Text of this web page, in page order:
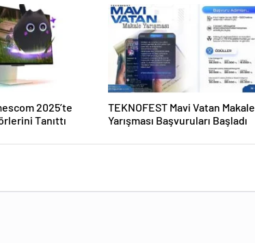
2025’te
Tanıttı
TEKNOFEST Mavi Vatan Makale
Yarışması Başvuruları Başladı